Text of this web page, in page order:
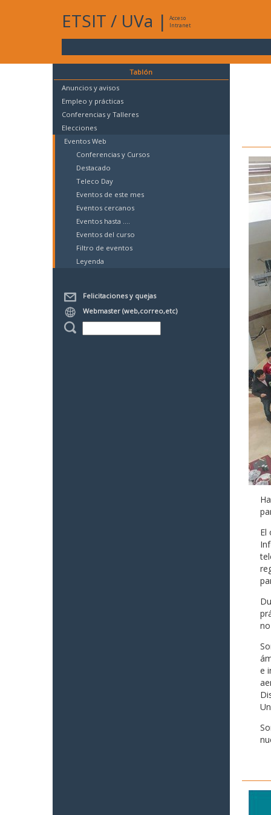
ETSIT / UVa |
Acceso
Intranet
Tablón
Anuncios y avisos
Empleo y prácticas
Conferencias y Talleres
Elecciones
Eventos Web
Conferencias y Cursos
Destacado
Teleco Day
Eventos de este mes
Eventos cercanos
Eventos hasta ....
Eventos del curso
Filtro de eventos
Leyenda
Felicitaciones y quejas
Webmaster (web,correo,etc)
El
e